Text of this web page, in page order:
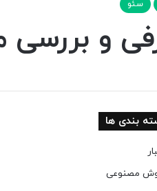
سئو
و بررسی
بندی ها
مصنوعی